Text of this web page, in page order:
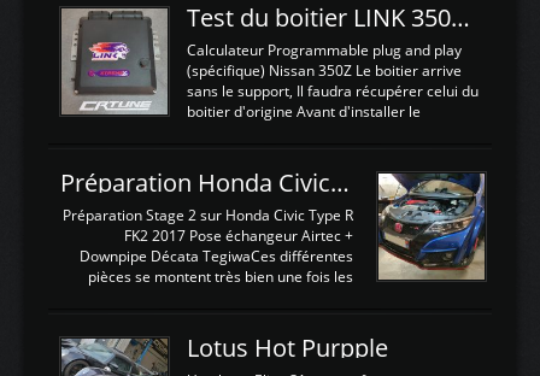
Test du boitier LINK 350Z Plugin ECU
Calculateur Programmable plug and play
(spécifique) Nissan 350Z Le boitier arrive
sans le support, Il faudra récupérer celui du
boitier d'origine Avant d'installer le
d'envoyer l'information de la large bande
dans le boitier. sydney sweeney deepfake
La sortie 0-5V de l'afr sera connectée sur
l'entrée AN Volt 8 et GndAN pour
Analogique, et Volt car l'information est une
tension (Pas une résistance variable d'un
est temps de brancher le ...
Préparation Honda Civic Type R FK2
Préparation Stage 2 sur Honda Civic Type R
FK2 2017 Pose échangeur Airtec +
Downpipe Décata TegiwaCes différentes
pièces se montent très bien une fois les
légere découpe du plastique inferieur,
negénant en rien la structure ou le
Lotus Hot Purpple